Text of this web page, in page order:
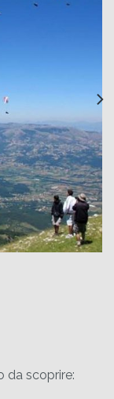
da scoprire: